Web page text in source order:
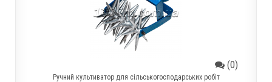
(0)
Ручний культиватор для сільськогосподарських робіт